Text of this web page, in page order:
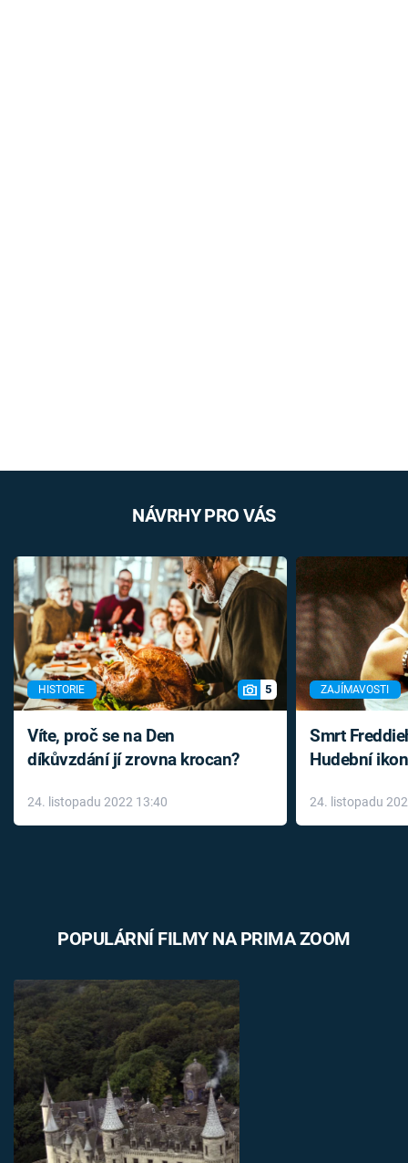
NÁVRHY PRO VÁS
HISTORIE 5
Víte, proč se na Den
díkůvzdání jí zrovna krocan?
24. listopadu 2022 13:40
ZAJÍMAVOSTI
Smrt
Hudební
léky
24. listopadu
POPULÁRNÍ FILMY NA PRIMA ZOOM